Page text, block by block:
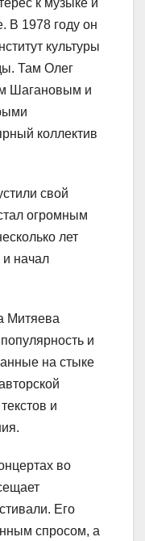
В 1978 году он
культуры
Там Олег
Шагановым и
коллектив
свой
огромным
лет
и начал
Митяева
и
на стыке
и
во
Его
спросом, а